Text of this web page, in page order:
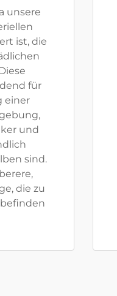
unsere
ist, die
für
einer
und
sind.
die zu